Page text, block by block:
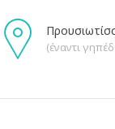
(έναντι